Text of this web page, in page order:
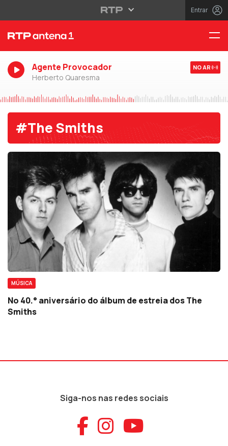
Entrar
Agente Provocador
Herberto Quaresma
NO AR
#The Smiths
MÚSICA
No 40.° aniversário do álbum de estreia dos The
Smiths
Siga-nos nas redes sociais
Aceder ao
Aceder ao
Aceder